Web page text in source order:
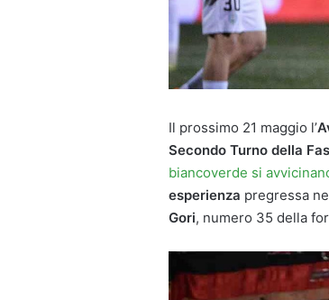
Il prossimo 21 maggio l’
Secondo Turno della
biancoverde si
esperienza pregressa
Gori, numero 35 della